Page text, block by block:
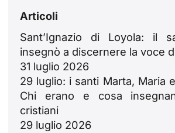
Articoli
Sant’Ignazio di Loyola: il
insegnò a discernere la voce
31 luglio 2026
29 luglio: i santi Marta, Maria
Chi erano e cosa
cristiani
29 luglio 2026